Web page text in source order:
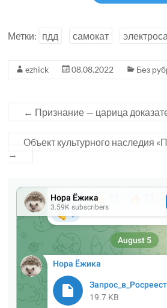
Метки: пдд самокат
ezhick 08.08.2022 Без
← Признание — царица
Объект культурного наследия
→